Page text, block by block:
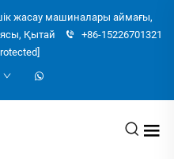
жасау машиналары аймағы,
Қытай
+86-15226701321